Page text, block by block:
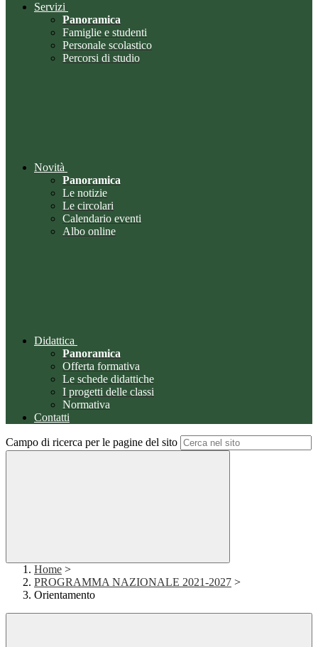
Servizi
Panoramica
Famiglie e studenti
Personale scolastico
Percorsi di studio
Novità
Panoramica
Le notizie
Le circolari
Calendario eventi
Albo online
Didattica
Panoramica
Offerta formativa
Le schede didattiche
I progetti delle classi
Normativa
Contatti
Campo di ricerca per le pagine del sito
Home >
PROGRAMMA NAZIONALE 2021-2027 >
Orientamento